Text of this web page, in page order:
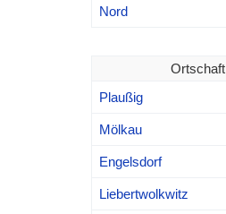
Nord
Ortschaft
Plaußig
Mölkau
Engelsdorf
Liebertwolkwitz